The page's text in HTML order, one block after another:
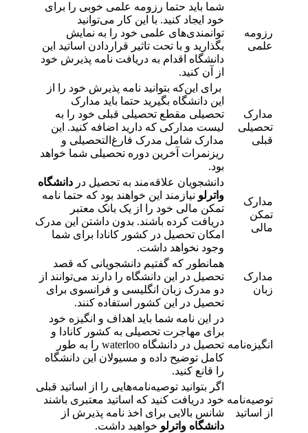
رزومه
علمی
شما باید حتما رزومه علمی خوبی را برای
خود ایجاد کنید. با این کار می‌توانید
توانمندی‌های علمی خود را به نمایش
بگذارید و با تحت تاثیر قراردادن اساتید این
دانشگاه اقدام به دریافت نامه پذیرش خود
از آن کنید.
مدارک
تحصیلی
قبلی
برای این‌که بتوانید نامه پذیرش خود را از
این دانشگاه بگیرید حتما باید مدارک
تحصیلی مقطع تحصیلی قبلی خود را به
لیست مدارکی که دارید اضافه کنید. این
مدارک شامل مدرک فارغ‌التحصیلی و
ریزنمرات آخرین دوره تحصیلی شما خواهد
بود.
مدارک
تمکن
مالی
دانشجویان علاقه‌مند به تحصیل در دانشگاه
واترلو نیازمند این خواهند بود که حتما نامه
تمکن مالی خود را از یک بانک معتبر
دریافت کرده باشند. بدون داشتن این مدرک
امکان تحصیل در کشور کانادا برای شما
وجود نخواهد داشت.
مدارک
زبان
همانطور که گفتیم دانشجویانی که قصد
تحصیل در این دانشگاه را دارند می‌توانند از
دو مدرک زبان انگلیسی و فرانسوی برای
تحصیل در این کشور استفاده کنند.
انگیزه‌نامه
در این نامه شما باید اهداف و انگیزه خود
برای مهاجرت تحصیلی به کشور کانادا و
تحصیل در دانشگاه waterloo را به طور
کامل توضیح داده و مسیولان این دانشگاه
را قانع کنید.
توصیه‌نامه
از اساتید
اگر بتوانید توصیه‌نامه‌هایی را از اساتید قبلی
خود دریافت کنید که اساتید معتبری باشند
شانس بالایی برای اخذ نامه پذیرش از
دانشگاه واترلو خواهید داشت.